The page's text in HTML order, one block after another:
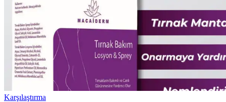
Karşılaştırma